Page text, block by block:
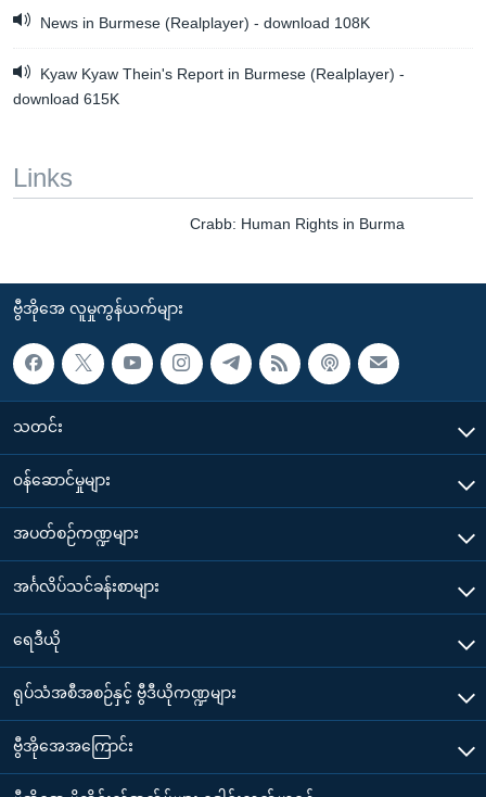
News in Burmese (Realplayer) - download 108K
Kyaw Kyaw Thein's Report in Burmese (Realplayer) -
download 615K
Links
Crabb: Human Rights in Burma
ဗွီအိုအေ လူမှုကွန်ယက်များ
သတင်း
၀န်ဆောင်မှုများ
အပတ်စဉ်ကဏ္ဍများ
အင်္ဂလိပ်သင်ခန်းစာများ
ရေဒီယို
ရုပ်သံအစီအစဉ်နှင့် ဗွီဒီယိုကဏ္ဍများ
ဗွီအိုအေအကြောင်း